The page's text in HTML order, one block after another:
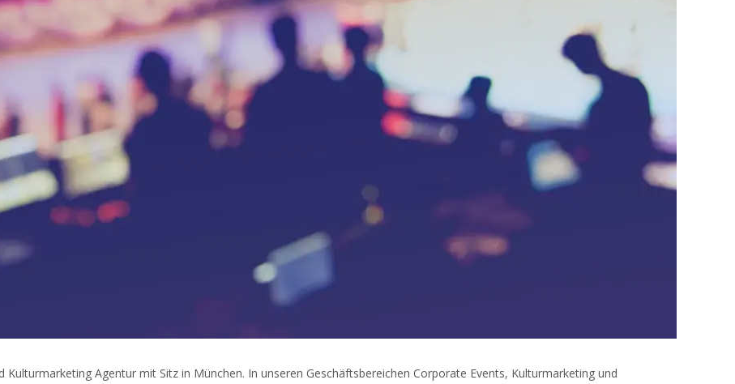
Agentur mit Sitz in München. In unseren Geschäftsbereichen Corporate Events, Kulturmarketing und